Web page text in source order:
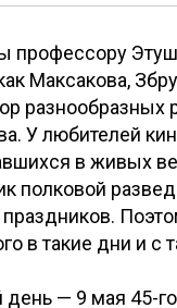
профессору
Максакова,
разнообразных
У любителей
в живых
полковой
в такие дни и с
— 9 мая 45-